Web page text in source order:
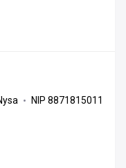
NIP 8871815011